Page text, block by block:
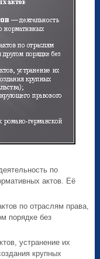
по
актов. Её
по отраслям права,
порядке без
устранение их
крупных